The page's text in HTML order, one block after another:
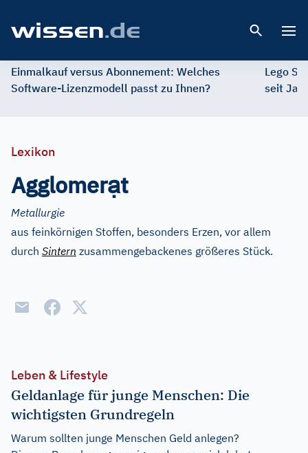
Einmalkauf versus Abonnement: Welches
Software-Lizenzmodell passt zu Ihnen?
Lego
seit
Lexikon
Agglomerạt
Metallurgie
aus feinkörnigen Stoffen, besonders Erzen, vor allem
durch Sintern zusammengebackenes größeres Stück.
Leben & Lifestyle
Geldanlage für junge Menschen: Die
wichtigsten Grundregeln
Warum sollten junge Menschen Geld anlegen?